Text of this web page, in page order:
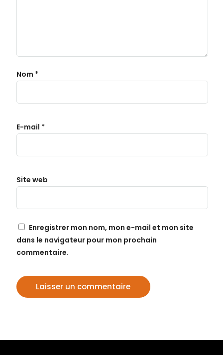
Nom *
E-mail *
Site web
Enregistrer mon nom, mon e-mail et mon site
dans le navigateur pour mon prochain
commentaire.